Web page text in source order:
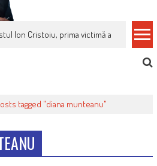
Ion Cristoiu, prima victimă a noi
tagged "diana munteanu"